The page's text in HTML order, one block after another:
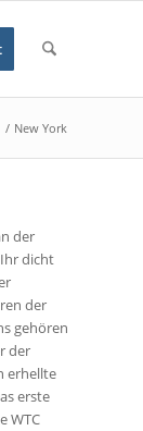
/ New York
der
dicht
der
gehören
der
erhellte
erste
WTC